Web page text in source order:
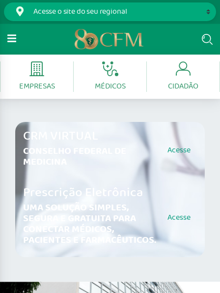
EMPRESAS MÉDICOS CIDADÃO
CRM VIRTUAL
CONSELHO FEDERAL DE
MEDICINA
Acesse
Prescrição Eletrônica
UMA SOLUÇÃO SIMPLES,
SEGURA E GRATUITA PARA
CONECTAR MÉDICOS,
PACIENTES E FARMACÊUTICOS.
Acesse